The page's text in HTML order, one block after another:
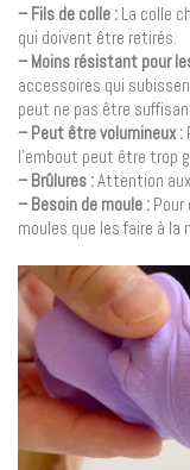
– Fils de colle : La colle
qui doivent être retirés.
– Moins résistant pour
accessoires qui
peut ne pas être
– Peut être volumineux :
l’embout peut être trop
– Brûlures :Attention
– Besoin de moule :
moules que les faire à la